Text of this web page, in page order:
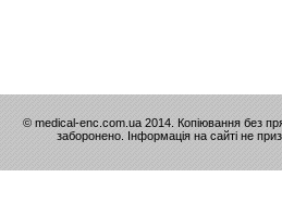
© medical-enc.com.ua 2014. Копіювання без
заборонено. Інформація на сайті не